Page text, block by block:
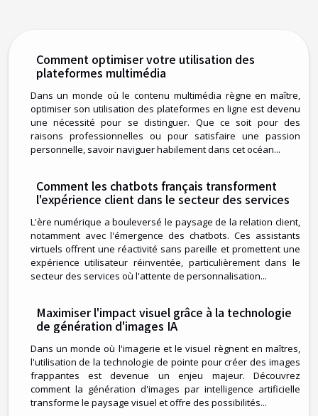
Comment optimiser votre utilisation des
plateformes multimédia
Dans un monde où le contenu multimédia règne en maître,
optimiser son utilisation des plateformes en ligne est devenu
une nécessité pour se distinguer. Que ce soit pour des
raisons professionnelles ou pour satisfaire une passion
personnelle, savoir naviguer habilement dans cet océan...
Comment les chatbots français transforment
l'expérience client dans le secteur des services
L'ère numérique a bouleversé le paysage de la relation client,
notamment avec l'émergence des chatbots. Ces assistants
virtuels offrent une réactivité sans pareille et promettent une
expérience utilisateur réinventée, particulièrement dans le
secteur des services où l'attente de personnalisation...
Maximiser l'impact visuel grâce à la technologie
de génération d'images IA
Dans un monde où l'imagerie et le visuel règnent en maîtres,
l'utilisation de la technologie de pointe pour créer des images
frappantes est devenue un enjeu majeur. Découvrez
comment la génération d'images par intelligence artificielle
transforme le paysage visuel et offre des possibilités...